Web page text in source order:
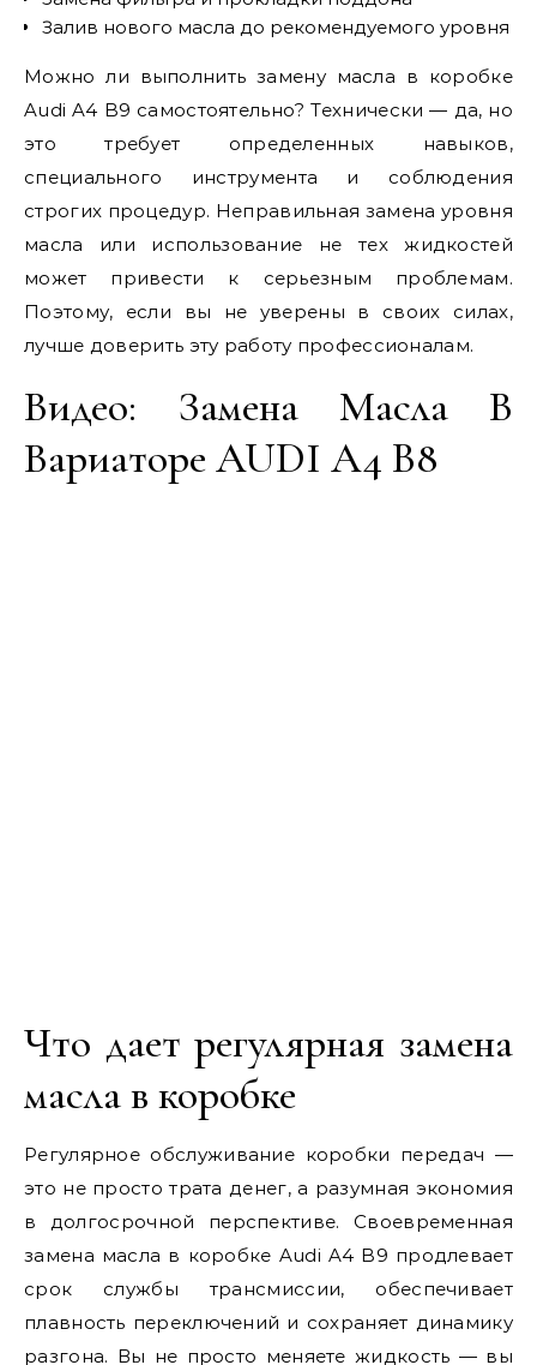
Залив нового масла до рекомендуемого уровня
Можно ли выполнить замену масла в коробке
Audi A4 B9 самостоятельно? Технически — да, но
это требует определенных навыков,
специального инструмента и соблюдения
строгих процедур. Неправильная замена уровня
масла или использование не тех жидкостей
может привести к серьезным проблемам.
Поэтому, если вы не уверены в своих силах,
лучше доверить эту работу профессионалам.
Видео: Замена Масла В
Вариаторе AUDI A4 B8
Что дает регулярная замена
масла в коробке
Регулярное обслуживание коробки передач —
это не просто трата денег, а разумная экономия
в долгосрочной перспективе. Своевременная
замена масла в коробке Audi A4 B9 продлевает
срок службы трансмиссии, обеспечивает
плавность переключений и сохраняет динамику
разгона. Вы не просто меняете жидкость — вы